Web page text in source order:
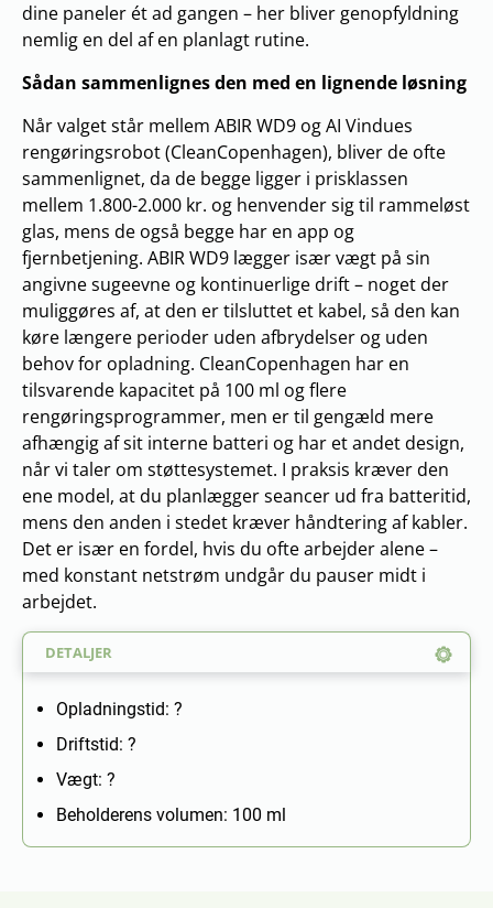
DETALJER
Opladningstid: ?
Driftstid: ?
Vægt: ?
Beholderens volumen: 100 ml
dine paneler ét ad gangen – her bliver genopfyldning
nemlig en del af en planlagt rutine.
Sådan sammenlignes den med en lignende løsning
Når valget står mellem ABIR WD9 og AI Vindues
rengøringsrobot (CleanCopenhagen), bliver de ofte
sammenlignet, da de begge ligger i prisklassen
mellem 1.800-2.000 kr. og henvender sig til rammeløst
glas, mens de også begge har en app og
fjernbetjening. ABIR WD9 lægger især vægt på sin
angivne sugeevne og kontinuerlige drift – noget der
muliggøres af, at den er tilsluttet et kabel, så den kan
køre længere perioder uden afbrydelser og uden
behov for opladning. CleanCopenhagen har en
tilsvarende kapacitet på 100 ml og flere
rengøringsprogrammer, men er til gengæld mere
afhængig af sit interne batteri og har et andet design,
når vi taler om støttesystemet. I praksis kræver den
ene model, at du planlægger seancer ud fra batteritid,
mens den anden i stedet kræver håndtering af kabler.
Det er især en fordel, hvis du ofte arbejder alene –
med konstant netstrøm undgår du pauser midt i
arbejdet.